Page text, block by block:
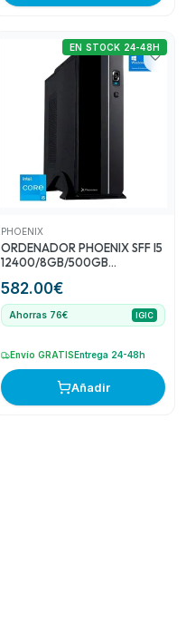
PHOENIX
ORDENADOR PHOENIX SFF I5
12400/8GB/500GB
582.00€
EN STOCK 24-48H
Ahorras 76€ IGIC
Envío GRATIS Entrega 24-48h
Añadir